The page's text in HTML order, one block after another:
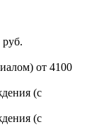
руб.
от 4100
(с
(с